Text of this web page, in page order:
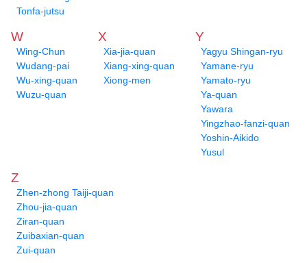
Tonfa-jutsu
W
Wing-Chun
Wudang-pai
Wu-xing-quan
Wuzu-quan
X
Xia-jia-quan
Xiang-xing-quan
Xiong-men
Y
Yagyu Shingan-ryu
Yamane-ryu
Yamato-ryu
Ya-quan
Yawara
Yingzhao-fanzi-quan
Yoshin-Aikido
Yusul
Z
Zhen-zhong Taiji-quan
Zhou-jia-quan
Ziran-quan
Zuibaxian-quan
Zui-quan